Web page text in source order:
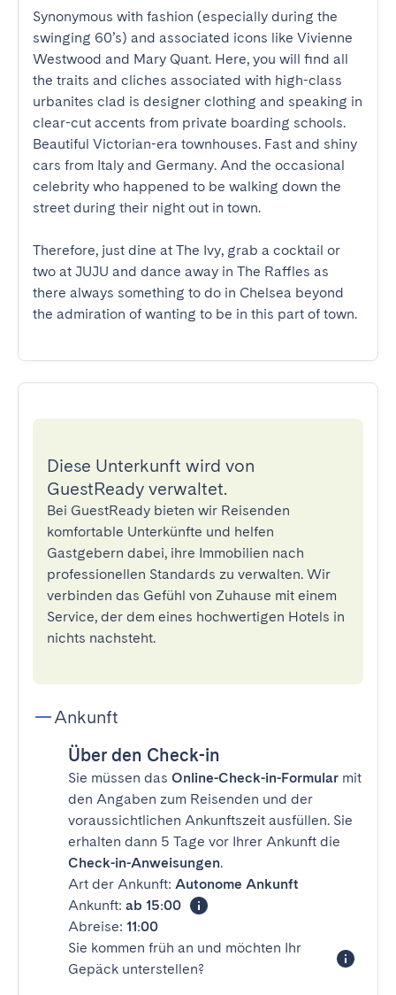
Synonymous with fashion (especially during the
swinging 60’s) and associated icons like Vivienne
Westwood and Mary Quant. Here, you will find all
the traits and cliches associated with high-class
urbanites clad is designer clothing and speaking in
clear-cut accents from private boarding schools.
Beautiful Victorian-era townhouses. Fast and shiny
cars from Italy and Germany. And the occasional
celebrity who happened to be walking down the
street during their night out in town.
Therefore, just dine at The Ivy, grab a cocktail or
two at JUJU and dance away in The Raffles as
there always something to do in Chelsea beyond
the admiration of wanting to be in this part of town.
Diese Unterkunft wird von
GuestReady verwaltet.
Bei GuestReady bieten wir Reisenden
komfortable Unterkünfte und helfen
Gastgebern dabei, ihre Immobilien nach
professionellen Standards zu verwalten. Wir
verbinden das Gefühl von Zuhause mit einem
Service, der dem eines hochwertigen Hotels in
nichts nachsteht.
Ankunft
Über den Check-in
Sie müssen das Online-Check-in-Formular mit
den Angaben zum Reisenden und der
voraussichtlichen Ankunftszeit ausfüllen. Sie
erhalten dann 5 Tage vor Ihrer Ankunft die
Check-in-Anweisungen.
Art der Ankunft: Autonome Ankunft
Ankunft: ab 15:00
Abreise: 11:00
Sie kommen früh an und möchten Ihr
Gepäck unterstellen?